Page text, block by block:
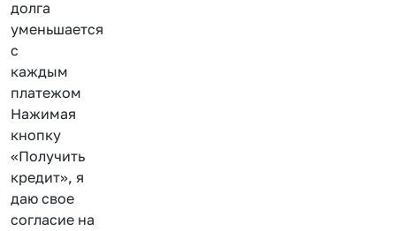
долга
уменьшается
с
каждым
платежом
Нажимая
кнопку
«Получить
кредит», я
даю свое
согласие на